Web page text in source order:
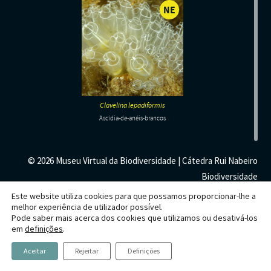
NE
-
NÃO
AVALIADO
Clavelina lepadiformis
Ascídia-de-anéis-brancos
© 2026 Museu Virtual da Biodiversidade | Cátedra Rui Nabeiro
Biodiversidade
Financiamento
Termos e Condições Gerais de Utilização
Este website utiliza cookies para que possamos proporcionar-lhe a
melhor experiência de utilizador possível.
Pode saber mais acerca dos cookies que utilizamos ou desativá-los
em definições.
Aceitar Rejeitar Definições
ContactosArtrópodes
Cnidários
Cordados
Répteis
Tunicados
Equinodermes
Angiospérmicas
Briófitas
Gimnospérmicas
Pteridófitas
Fungos
Ascomicetes
Basidiomicetes
Anelídeos
Artrópodes
Braquiópodes
Cnidários
Mamíferos
Peixes
Répteis
Hemicordados
Moluscos
Plantas
Gimnospérmicas
Pteridófitas
Chromista
Glossário
Revista Naturae digital
Financiamento